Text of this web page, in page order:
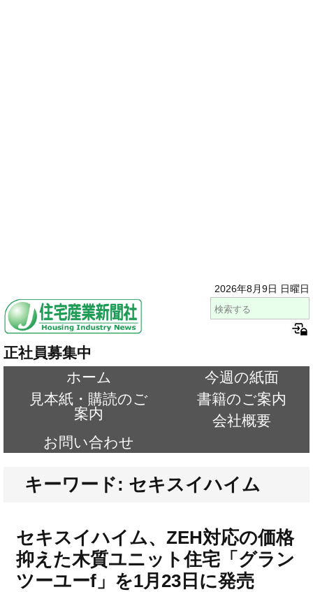
2026年8月9日 日曜日
正社員募集中
ホーム
今週の紙面
見本紙・購読のご
案内
書籍のご案内
会社概要
お問い合わせ
キーワード: セキスイハイム
セキスイハイム、ZEH対応の価格
抑えた木質ユニット住宅「グラン
ツーユーf」を1月23日に発売